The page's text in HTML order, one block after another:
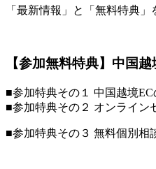
「最新情報」と「無料特典」
【参加無料特典】中国
■参加特典その１ 中国越境EC
■参加特典その２ オンライン
■参加特典その３ 無料個別相